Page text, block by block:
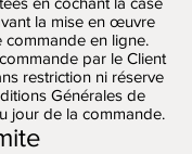
la mise en œuvre
en ligne.
par le Client
restriction ni réserve
Générales de
jour de la commande.